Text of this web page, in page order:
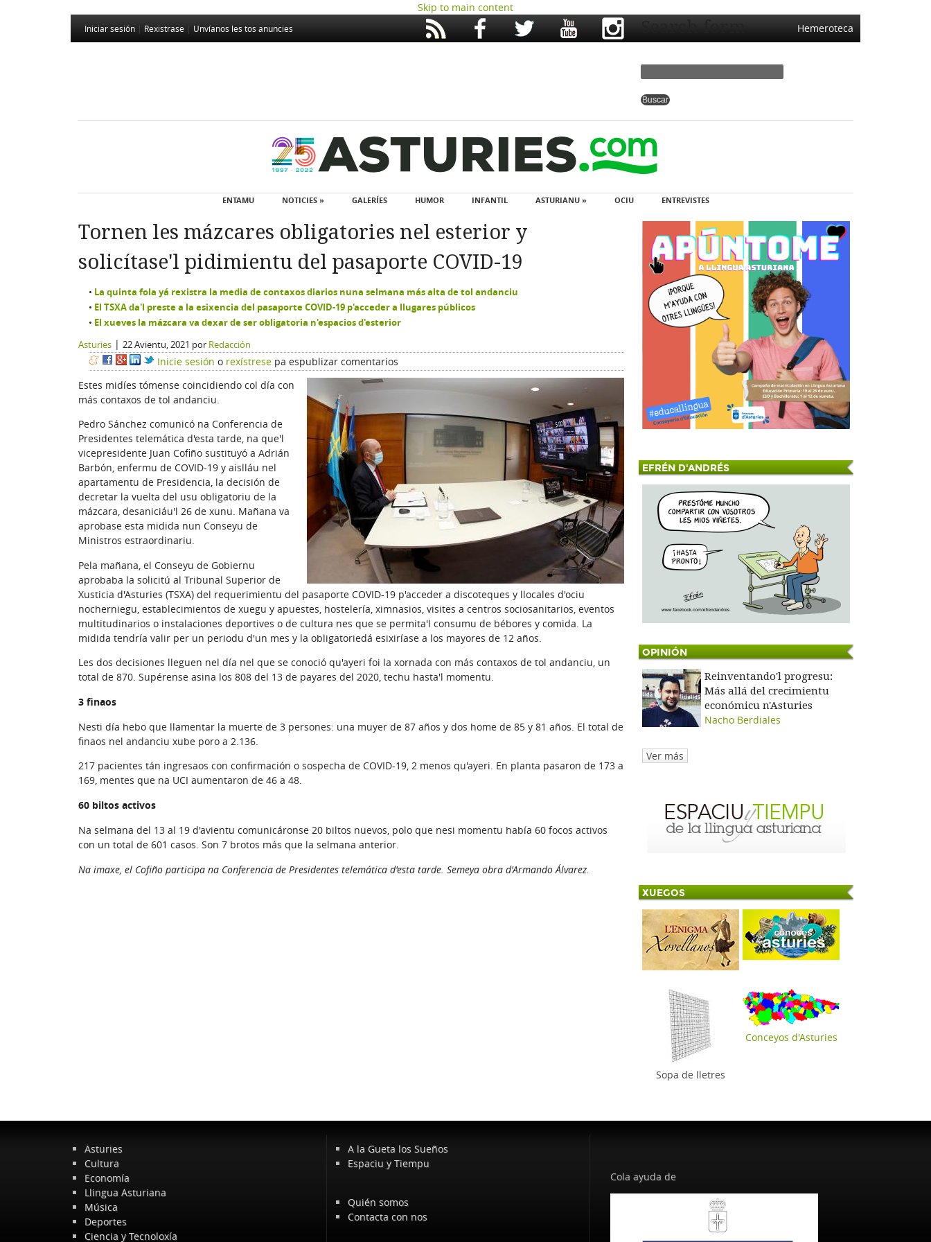
Skip to main content
Iniciar sesión Rexistrase Unvíanos les tos anuncies Hemeroteca
Search form
ENTAMU NOTICIES » GALERÍES HUMOR INFANTIL ASTURIANU » OCIU ENTREVISTES
Tornen les mázcares obligatories nel esterior y
solicítase'l pidimientu del pasaporte COVID-19
La quinta fola yá rexistra la media de contaxos diarios nuna selmana más alta de tol andanciu
El TSXA da'l preste a la esixencia del pasaporte COVID-19 p'acceder a llugares públicos
El xueves la mázcara va dexar de ser obligatoria n'espacios d'esterior
Asturies | 22 Avientu, 2021 por Redacción
Inicie sesión o rexístrese pa espublizar comentarios
Estes midíes tómense coincidiendo col día con
más contaxos de tol andanciu.
Pedro Sánchez comunicó na Conferencia de
Presidentes telemática d'esta tarde, na que'l
vicepresidente Juan Cofiño sustituyó a Adrián
Barbón, enfermu de COVID-19 y aislláu nel
apartamentu de Presidencia, la decisión de
decretar la vuelta del usu obligatoriu de la
mázcara, desaniciáu'l 26 de xunu. Mañana va
aprobase esta midida nun Conseyu de
Ministros estraordinariu.
Pela mañana, el Conseyu de Gobiernu
aprobaba la solicitú al Tribunal Superior de
Xusticia d'Asturies (TSXA) del requerimientu del pasaporte COVID-19 p'acceder a discoteques y llocales d'ociu
nocherniegu, establecimientos de xuegu y apuestes, hostelería, ximnasios, visites a centros sociosanitarios, eventos
multitudinarios o instalaciones deportives o de cultura nes que se permita'l consumu de bébores y comida. La
midida tendría valir per un periodu d'un mes y la obligatoriedá esixiríase a los mayores de 12 años.
Les dos decisiones lleguen nel día nel que se conoció qu'ayeri foi la xornada con más contaxos de tol andanciu, un
total de 870. Supérense asina los 808 del 13 de payares del 2020, techu hasta'l momentu.
3 finaos
Nesti día hebo que llamentar la muerte de 3 persones: una muyer de 87 años y dos home de 85 y 81 años. El total de
finaos nel andanciu xube poro a 2.136.
217 pacientes tán ingresaos con confirmación o sospecha de COVID-19, 2 menos qu'ayeri. En planta pasaron de 173 a
169, mentes que na UCI aumentaron de 46 a 48.
60 biltos activos
Na selmana del 13 al 19 d'avientu comunicáronse 20 biltos nuevos, polo que nesi momentu había 60 focos activos
con un total de 601 casos. Son 7 brotos más que la selmana anterior.
Na imaxe, el Cofiño participa na Conferencia de Presidentes telemática d'esta tarde. Semeya obra d'Armando Álvarez.
EFRÉN D'ANDRÉS
OPINIÓN
Reinventando'l progresu:
Más allá del crecimientu
económicu n'Asturies
Nacho Berdiales
Ver más
XUEGOS
Sopa de lletres
Conceyos d'Asturies
Asturies
Cultura
Economía
Llingua Asturiana
Música
Deportes
Ciencia y Tecnoloxía
A la Gueta los Sueños
Espaciu y Tiempu
Quién somos
Contacta con nos
Cola ayuda de